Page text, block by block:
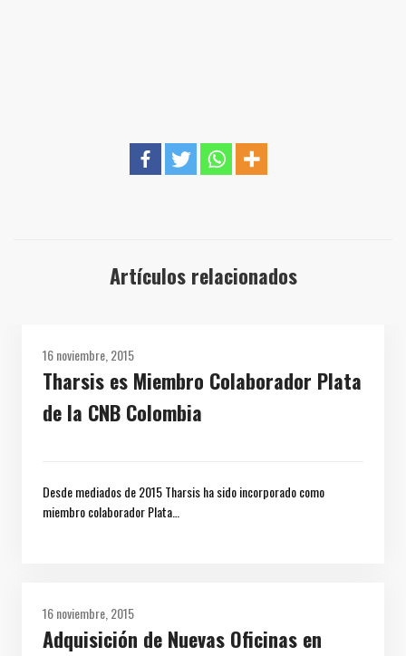
Artículos relacionados
16 noviembre, 2015
Tharsis es Miembro Colaborador Plata
de la CNB Colombia
Desde mediados de 2015 Tharsis ha sido incorporado como
miembro colaborador Plata…
16 noviembre, 2015
Adquisición de Nuevas Oficinas en